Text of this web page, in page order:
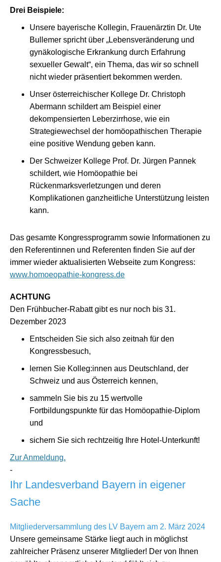
Drei Beispiele:
Unsere bayerische Kollegin, Frauenärztin Dr. Ute
Bullemer spricht über „Lebensveränderung und
gynäkologische Erkrankung durch Erfahrung
sexueller Gewalt“, ein Thema, das wir so schnell
nicht wieder präsentiert bekommen werden.
Unser österreichischer Kollege Dr. Christoph
Abermann schildert am Beispiel einer
dekompensierten Leberzirrhose, wie ein
Strategiewechsel der homöopathischen Therapie
eine positive Wendung geben kann.
Der Schweizer Kollege Prof. Dr. Jürgen Pannek
schildert, wie Homöopathie bei
Rückenmarksverletzungen und deren
Komplikationen ganzheitliche Unterstützung leisten
kann.
Das gesamte Kongressprogramm sowie Informationen zu
den Referentinnen und Referenten finden Sie auf der
immer wieder aktualisierten Webseite zum Kongress:
www.homoeopathie-kongress.de
ACHTUNG
Den Frühbucher-Rabatt gibt es nur noch bis 31.
Dezember 2023
Entscheiden Sie sich also zeitnah für den
Kongressbesuch,
lernen Sie Kolleg:innen aus Deutschland, der
Schweiz und aus Österreich kennen,
sammeln Sie bis zu 15 wertvolle
Fortbildungspunkte für das Homöopathie-Diplom
und
sichern Sie sich rechtzeitig Ihre Hotel-Unterkunft!
Zur Anmeldung.
-
Ihr Landesverband Bayern in eigener
Sache
Mitgliederversammlung des LV Bayern am 2. März 2024
Unsere gemeinsame Stärke liegt auch in möglichst
zahlreicher Präsenz unserer Mitglieder! Der von Ihnen